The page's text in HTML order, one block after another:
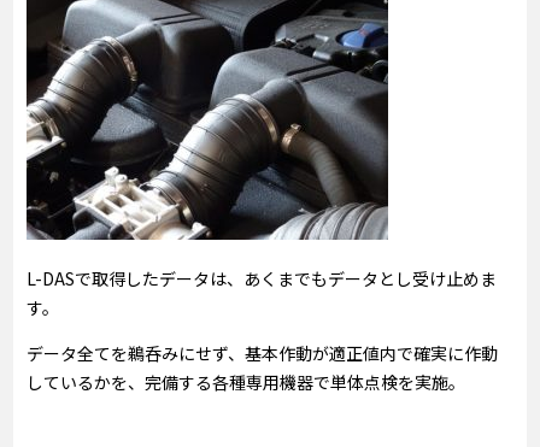
L-DASで取得したデータは、あくまでもデータとし受け止めま
す。
データ全てを鵜呑みにせず、基本作動が適正値内で確実に作動
しているかを、完備する各種専用機器で単体点検を実施。